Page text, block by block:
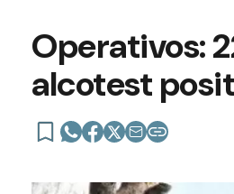
Operativos:
alcotest